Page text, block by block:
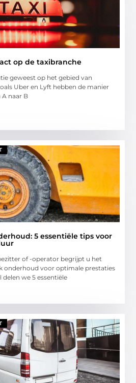
op de taxibranche
geweest op het gebied van
Uber en Lyft hebben de manier
naar B
5 essentiële tips voor
of -operator begrijpt u het
onderhoud voor optimale prestaties
we 5 essentiële